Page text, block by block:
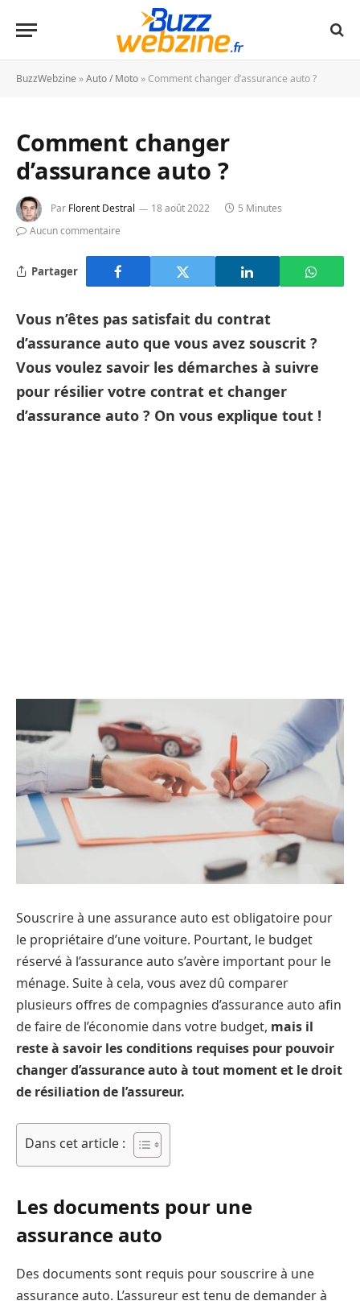
BuzzWebzine »Auto / Moto » Comment changer d’assurance auto ?
Comment changer
d’assurance auto ?
Par Florent Destral 18 août 2022
5 Minutes
Aucun commentaire
Partager
Vous n’êtes pas satisfait du contrat
d’assurance auto que vous avez souscrit ?
Vous voulez savoir les démarches à suivre
pour résilier votre contrat et changer
d’assurance auto ? On vous explique tout !
Souscrire à une assurance auto est obligatoire pour
le propriétaire d’une voiture. Pourtant, le budget
réservé à l’assurance auto s’avère important pour le
ménage. Suite à cela, vous avez dû comparer
plusieurs offres de compagnies d’assurance auto afin
de faire de l’économie dans votre budget, mais il
reste à savoir les conditions requises pour pouvoir
changer d’assurance auto à tout moment et le droit
de résiliation de l’assureur.
Dans cet article :
Les documents pour une
assurance auto
Des documents sont requis pour souscrire à une
assurance auto. L’assureur est tenu de demander à